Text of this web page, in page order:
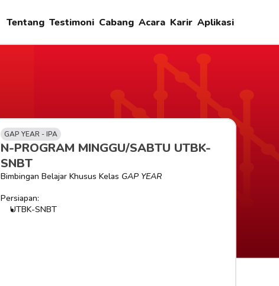
Tentang Testimoni Cabang Acara Karir Aplikasi
GAP YEAR - IPA
N-PROGRAM MINGGU/SABTU UTBK-
SNBT
Bimbingan Belajar Khusus Kelas GAP YEAR
Persiapan:
UTBK-SNBT